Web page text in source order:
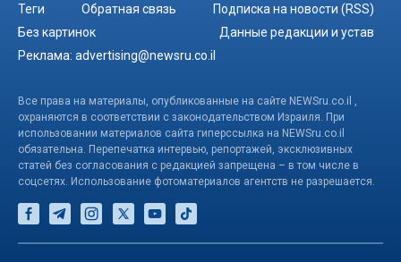
Теги Обратная связь
Подписка на новости (RSS)
Без картинок
Данные редакции и устав
Реклама: advertising@newsru.co.il
Все права на материалы, опубликованные на сайте NEWSru.co.il ,
охраняются в соответствии с законодательством Израиля. При
использовании материалов сайта гиперссылка на NEWSru.co.il
обязательна. Перепечатка интервью, репортажей, эксклюзивных
статей без согласования с редакцией запрещена – в том числе в
соцсетях. Использование фотоматериалов агентств не разрешается.